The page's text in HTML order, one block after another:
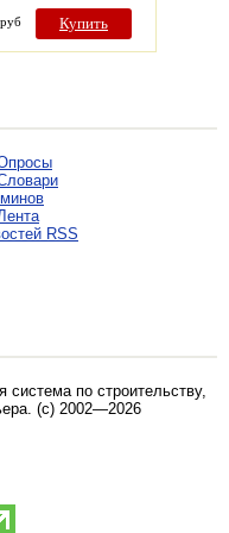
Купить
RSS
система по строительству,
. (c) 2002—2026